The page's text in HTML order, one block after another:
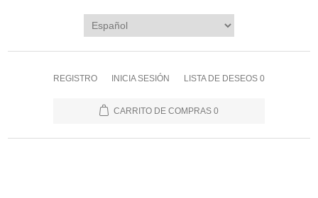
REGISTRO INICIA SESIÓN LISTA DE DESEOS 0
CARRITO DE COMPRAS 0